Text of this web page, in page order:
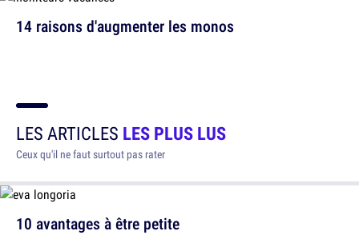
14 raisons d'augmenter les monos
LES ARTICLES LES PLUS LUS
Ceux qu'il ne faut surtout pas rater
10 avantages à être petite